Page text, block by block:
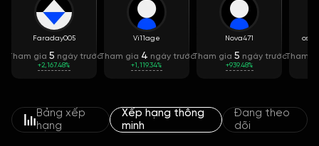
Faraday005
Tham gia 5 ngày trước
+2,167.48%
Vi11age
Tham gia 4 ngày trước
+1,119.34%
Nova471
Tham gia 5 ngày trước
+939.48%
Tham
Bảng xếp
hạng
Xếp hạng thông
minh
Đang theo
dõi